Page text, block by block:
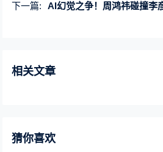
下一篇:
AI幻觉之争！周鸿祎碰撞李
相关文章
猜你喜欢